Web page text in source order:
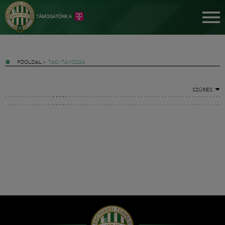
FŐOLDAL » TAG: TÁVOZÁS
SZŰRÉS
Hírek